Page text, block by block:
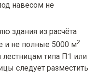
навесом не
здания из расчёта
и не полные 5000 м2
типа П1 или
следует разместить